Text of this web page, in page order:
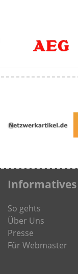
Informatives
So gehts
Über Uns
Presse
Für Webmaster